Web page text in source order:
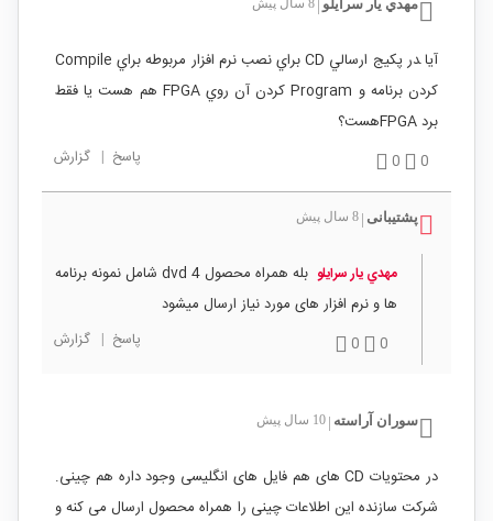
مهدي يار سرايلو |
آيا ‍در پكيج ارسالي CD براي نصب نرم افزار مربوطه براي Compile
كردن برنامه و Program كردن آن روي FPGA هم هست يا فقط
برد FPGAهست؟
0
0 پاسخ | گزارش
پشتیبانی | 8 سال پیش
مهدي يار سرايلو
بله همراه محصول 4 dvd شامل نمونه برنامه
ها و نرم افزار های مورد نیاز ارسال میشود
0
0 پاسخ | گزارش
سوران آراسته | 10 سال پیش
در محتویات CD های هم فایل های انگلیسی وجود داره هم چینی.
شرکت سازنده این اطلاعات چینی را همراه محصول ارسال می کنه و